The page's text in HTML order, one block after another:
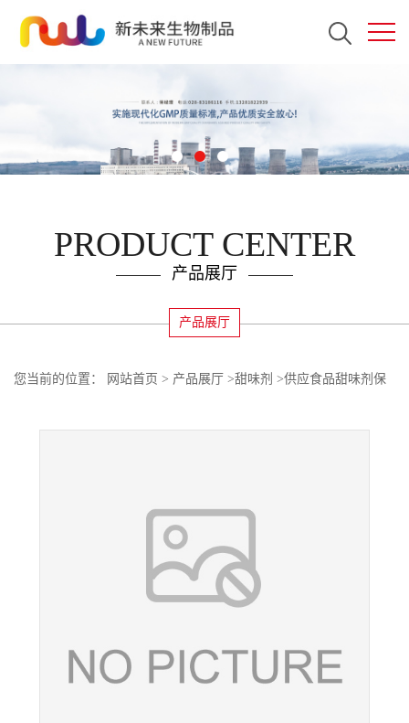
PRODUCT CENTER
产品展厅
产品展厅
您当前的位置： 网站首页 > 产品展厅 >甜味剂 >供应食品甜味剂保